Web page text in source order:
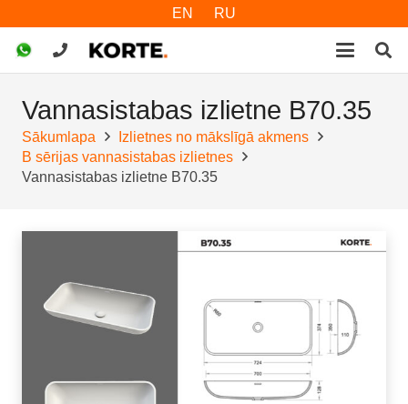
EN RU
Vannasistabas izlietne B70.35
Sākumlapa
Izlietnes no mākslīgā akmens
B sērijas vannasistabas izlietnes
Vannasistabas izlietne B70.35